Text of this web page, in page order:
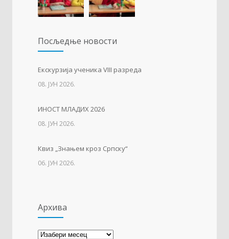
Упис дјеце у први разред
01. ФЕБРУАР 2023.
Тесла позива на квиз
14. АПРИЛ 2021.
Свјетски дан вода
Посљедњe новости
Eкскурзија ученика VIII разреда
08. ЈУН 2026.
ИНОСТ МЛАДИХ 2026
08. ЈУН 2026.
Квиз „Знањем кроз Српску“
06. ЈУН 2026.
Архива
Архива